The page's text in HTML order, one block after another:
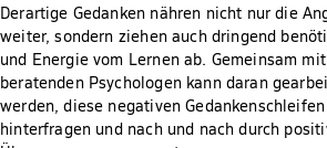
Derartige Gedanken nähren nicht nur die
weiter, sondern ziehen auch dringend
und Energie vom Lernen ab. Gemeinsam
beratenden Psychologen kann daran
werden, diese negativen
hinterfragen und nach und nach durch